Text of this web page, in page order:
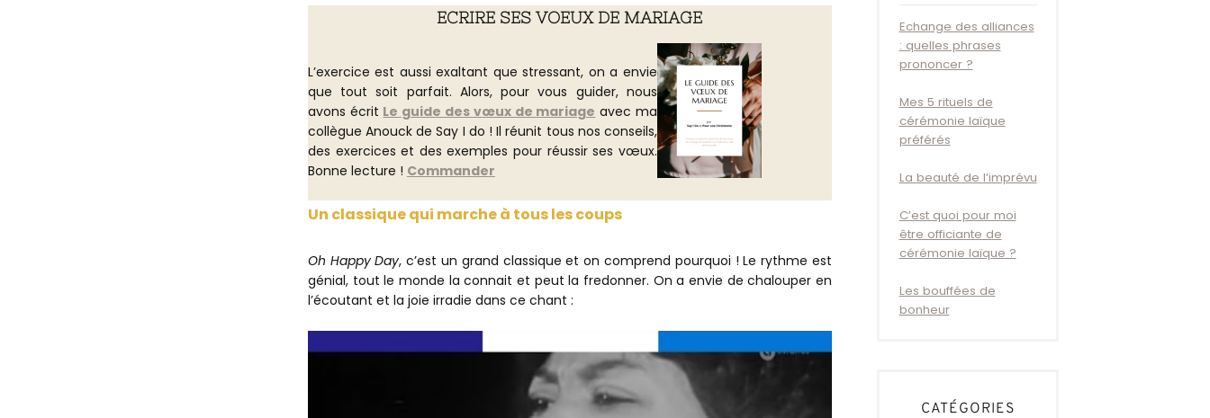
ECRIRE SES VOEUX DE MARIAGE
L’exercice est aussi exaltant que stressant, on a envie
que tout soit parfait. Alors, pour vous guider, nous
avons écrit Le guide des vœux de mariage avec ma
collègue Anouck de Say I do ! Il réunit tous nos conseils,
des exercices et des exemples pour réussir ses vœux.
Bonne lecture ! Commander
Un classique qui marche à tous les coups
Oh Happy Day, c’est un grand classique et on comprend pourquoi ! Le rythme est
génial, tout le monde la connait et peut la fredonner. On a envie de chalouper en
l’écoutant et la joie irradie dans ce chant :
Echange des alliances
: quelles phrases
prononcer ?
Mes 5 rituels de
cérémonie laïque
préférés
La beauté de l’imprévu
C’est quoi pour moi
être officiante de
cérémonie laïque ?
Les bouffées de
bonheur
CATÉGORIES